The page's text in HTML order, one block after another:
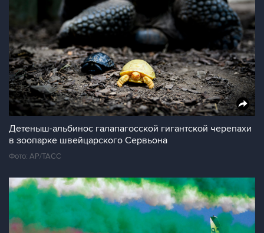
Детеныш-альбинос галапагосской гигантской черепахи
в зоопарке швейцарского Сервьона
Фото: АР/ТАСС